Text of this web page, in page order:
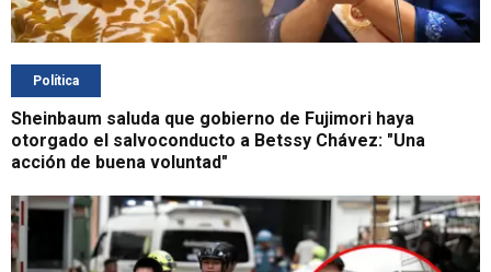
Política
Sheinbaum saluda que gobierno de Fujimori haya
otorgado el salvoconducto a Betssy Chávez: "Una
acción de buena voluntad"